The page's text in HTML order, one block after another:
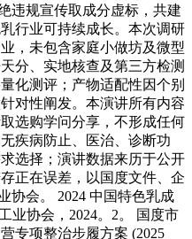
违规宣传取成分虚标，共建
行业可持续成长。本次调研
，未包含家庭小做坊及微型
分、实地核查及第三方检测
化测评；产物适配性因个别
对性阐发。本演讲所有内容
选购学问分享，不形成任何
疾病防止、医治、诊断功
选择；演讲数据来历于公开
正在误差，以国度文件、企
协会。 2024 中国特色乳成
业协会，2024。2。 国度市
专项整治步履方案 (2025